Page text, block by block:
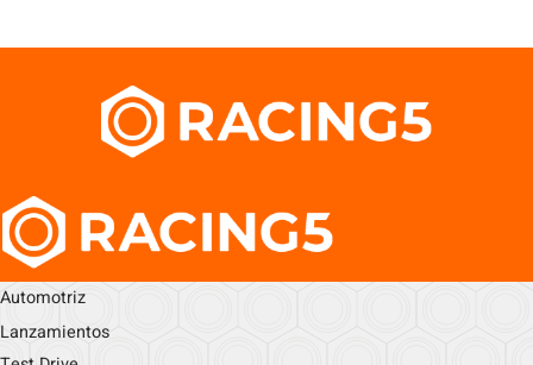
Automotriz
Lanzamientos